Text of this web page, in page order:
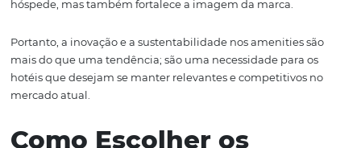
Com a crescente demanda por produtos sustentáveis e
por opções que refletem essas tendências. Os hóspedes
cada vez mais saber a origem dos produtos que
hotéis que atendem a essa demanda se destacam.
Alguns exemplos de inovação incluem a utilização de